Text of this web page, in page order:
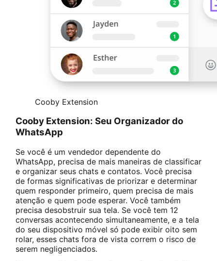
Cooby Extension
Cooby Extension: Seu Organizador do
WhatsApp
Se você é um vendedor dependente do
WhatsApp, precisa de mais maneiras de classificar
e organizar seus chats e contatos. Você precisa
de formas significativas de priorizar e determinar
quem responder primeiro, quem precisa de mais
atenção e quem pode esperar. Você também
precisa desobstruir sua tela. Se você tem 12
conversas acontecendo simultaneamente, e a tela
do seu dispositivo móvel só pode exibir oito sem
rolar, esses chats fora de vista correm o risco de
serem negligenciados.